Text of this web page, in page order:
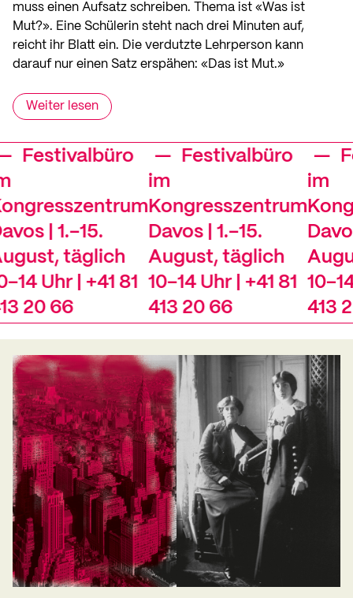
muss einen Aufsatz schreiben. Thema ist «Was ist
Mut?». Eine Schülerin steht nach drei Minuten auf,
reicht ihr Blatt ein. Die verdutzte Lehrperson kann
darauf nur einen Satz erspähen: «Das ist Mut.»
Weiter lesen
| 1.–15.
täglich
Uhr | +41 81
66
—
Festivalbüro
Kongresszentrum
Davos | 1.–15.
August, täglich
10–14 Uhr | +41 81
413 20 66
—
Davos |
10–14
413 20